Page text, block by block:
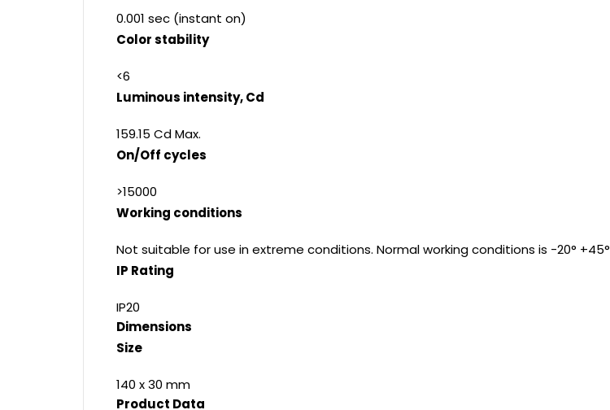
0.001 sec (instant on)
Color stability
<6
Luminous intensity, Cd
159.15 Cd Max.
On/Off cycles
>15000
Working conditions
Not suitable for use in extreme conditions. Normal working conditions is -20° +45°
IP Rating
IP20
Dimensions
Size
140 x 30 mm
Product Data